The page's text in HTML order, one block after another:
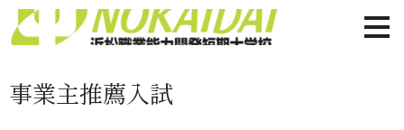
事業主推薦入試